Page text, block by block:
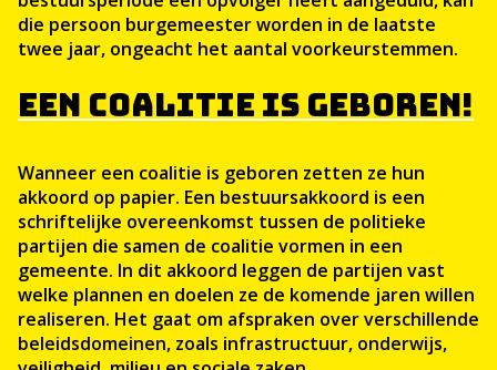
die persoon burgemeester worden in de laatste
twee jaar, ongeacht het aantal voorkeurstemmen.
EEN COALITIE IS GEBOREN!
Wanneer een coalitie is geboren zetten ze hun
akkoord op papier. Een bestuursakkoord is een
schriftelijke overeenkomst tussen de politieke
partijen die samen de coalitie vormen in een
gemeente. In dit akkoord leggen de partijen vast
welke plannen en doelen ze de komende jaren willen
realiseren. Het gaat om afspraken over verschillende
beleidsdomeinen, zoals infrastructuur, onderwijs,